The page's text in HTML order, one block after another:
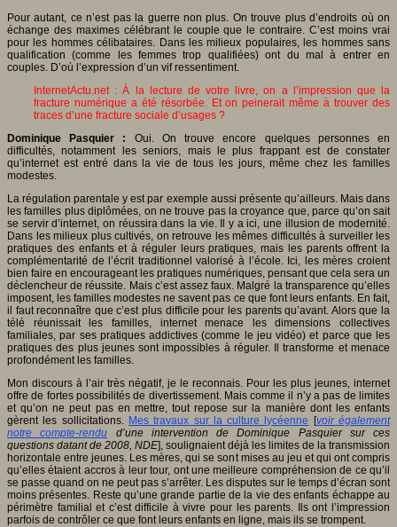
Pour autant, ce n’est pas la guerre non plus. On trouve plus d’endroits où on
échange des maximes célébrant le couple que le contraire. C’est moins vrai
pour les hommes célibataires. Dans les milieux populaires, les hommes sans
qualification (comme les femmes trop qualifiées) ont du mal à entrer en
couples. D’où l’expression d’un vif ressentiment.
InternetActu.net : À la lecture de votre livre, on a l’impression que la
fracture numérique a été résorbée. Et on peinerait même à trouver des
traces d’une fracture sociale d’usages ?
Dominique Pasquier : Oui. On trouve encore quelques personnes en
difficultés, notamment les seniors, mais le plus frappant est de constater
qu’internet est entré dans la vie de tous les jours, même chez les familles
modestes.
La régulation parentale y est par exemple aussi présente qu’ailleurs. Mais dans
les familles plus diplômées, on ne trouve pas la croyance que, parce qu’on sait
se servir d’internet, on réussira dans la vie. Il y a ici, une illusion de modernité.
Dans les milieux plus cultivés, on retrouve les mêmes difficultés à surveiller les
pratiques des enfants et à réguler leurs pratiques, mais les parents offrent la
complémentarité de l’écrit traditionnel valorisé à l’école. Ici, les mères croient
bien faire en encourageant les pratiques numériques, pensant que cela sera un
déclencheur de réussite. Mais c’est assez faux. Malgré la transparence qu’elles
imposent, les familles modestes ne savent pas ce que font leurs enfants. En fait,
il faut reconnaître que c’est plus difficile pour les parents qu’avant. Alors que la
télé réunissait les familles, internet menace les dimensions collectives
familiales, par ses pratiques addictives (comme le jeu vidéo) et parce que les
pratiques des plus jeunes sont impossibles à réguler. Il transforme et menace
profondément les familles.
Mon discours à l’air très négatif, je le reconnais. Pour les plus jeunes, internet
offre de fortes possibilités de divertissement. Mais comme il n’y a pas de limites
et qu’on ne peut pas en mettre, tout repose sur la manière dont les enfants
gèrent les sollicitations. Mes travaux sur la culture lycéenne [voir également
notre compte-rendu d’une intervention de Dominique Pasquier sur ces
questions datant de 2008, NDE], soulignaient déjà les limites de la transmission
horizontale entre jeunes. Les mères, qui se sont mises au jeu et qui ont compris
qu’elles étaient accros à leur tour, ont une meilleure compréhension de ce qu’il
se passe quand on ne peut pas s’arrêter. Les disputes sur le temps d’écran sont
moins présentes. Reste qu’une grande partie de la vie des enfants échappe au
périmètre familial et c’est difficile à vivre pour les parents. Ils ont l’impression
parfois de contrôler ce que font leurs enfants en ligne, mais ils se trompent.